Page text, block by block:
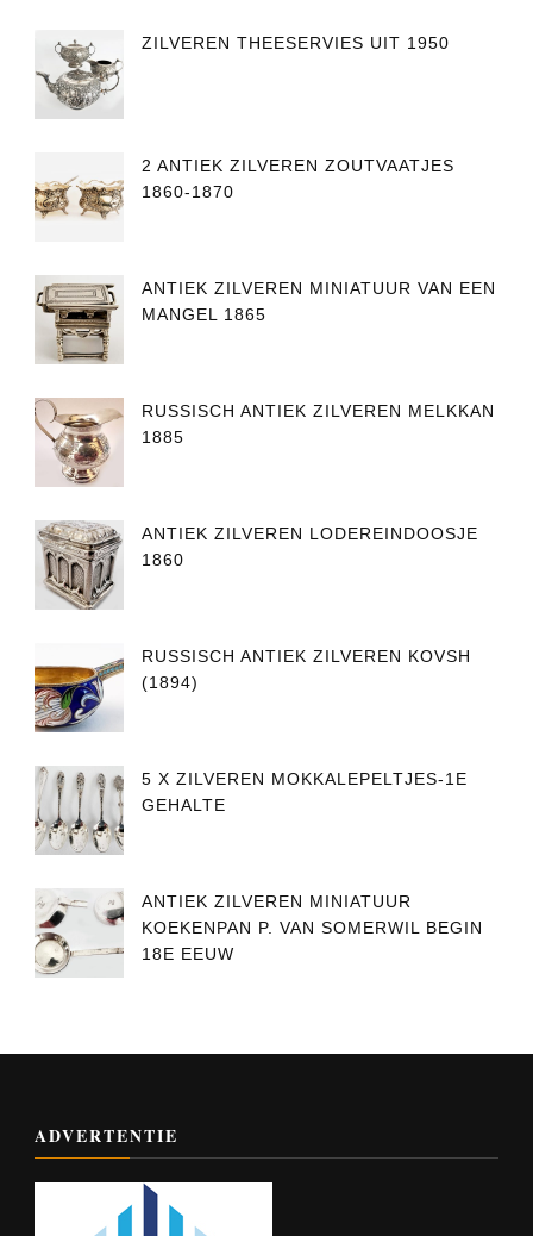
ZILVEREN THEESERVIES UIT 1950
2 ANTIEK ZILVEREN ZOUTVAATJES
1860-1870
ANTIEK ZILVEREN MINIATUUR VAN EEN
MANGEL 1865
RUSSISCH ANTIEK ZILVEREN MELKKAN
1885
ANTIEK ZILVEREN LODEREINDOOSJE
1860
RUSSISCH ANTIEK ZILVEREN KOVSH
(1894)
5 X ZILVEREN MOKKALEPELTJES-1E
GEHALTE
ANTIEK ZILVEREN MINIATUUR
KOEKENPAN P. VAN SOMERWIL BEGIN
18E EEUW
ADVERTENTIE